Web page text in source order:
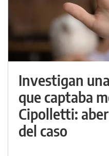
Investigan
que captaba
Cipolletti:
del caso